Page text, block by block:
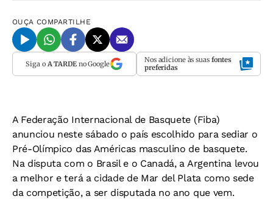
OUÇA COMPARTILHE
Siga o A TARDEno Google Nos adicione às suas fontes
preferidas
A Federação Internacional de Basquete (Fiba)
anunciou neste sábado o país escolhido para sediar o
Pré-Olímpico das Américas masculino de basquete.
Na disputa com o Brasil e o Canadá, a Argentina levou
a melhor e terá a cidade de Mar del Plata como sede
da competição, a ser disputada no ano que vem.